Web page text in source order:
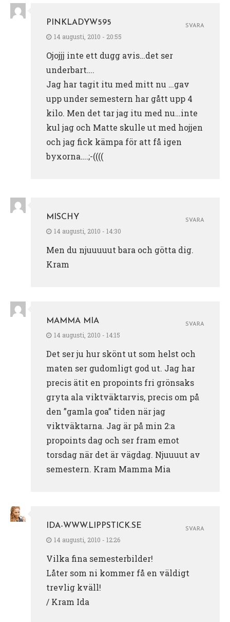
PINKLADYW595
14 augusti, 2010 - 20:55
Ojojjj inte ett dugg avis…det ser
underbart….
Jag har tagit itu med mitt nu …gav
upp under semestern har gått upp 4
kilo. Men det tar jag itu med nu…inte
kul jag och Matte skulle ut med hojjen
och jag fick kämpa för att få igen
byxorna….;-((((
SVARA
MISCHY
14 augusti, 2010 - 14:30
Men du njuuuuut bara och götta dig.
Kram
SVARA
MAMMA MIA
14 augusti, 2010 - 14:15
Det ser ju hur skönt ut som helst och
maten ser gudomligt god ut. Jag har
precis ätit en propoints fri grönsaks
gryta ala viktväktarvis, precis om på
den ”gamla goa” tiden när jag
viktväktarna. Jag är på min 2:a
propoints dag och ser fram emot
torsdag när det är vägdag. Njuuuut av
semestern. Kram Mamma Mia
SVARA
IDA-WWW.LIPPSTICK.SE
14 augusti, 2010 - 12:26
Vilka fina semesterbilder!
Låter som ni kommer få en väldigt
trevlig kväll!
/ Kram Ida
SVARA